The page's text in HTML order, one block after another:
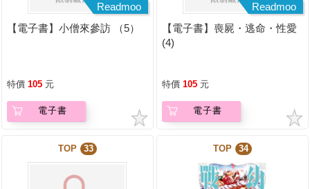
Readmoo
【電子書】小僧來參訪 （5）
特價 105 元
電子書
Readmoo
【電子書】喪屍・逃命・性愛
(4)
特價 105 元
電子書
TOP 33 TOP 34